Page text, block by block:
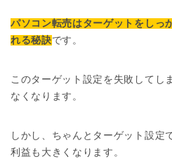
パソコン転売はターゲットをしっ
れる秘訣です。
このターゲット設定を失敗してし
なくなります。
しかし、ちゃんとターゲット設定
利益も大きくなります。